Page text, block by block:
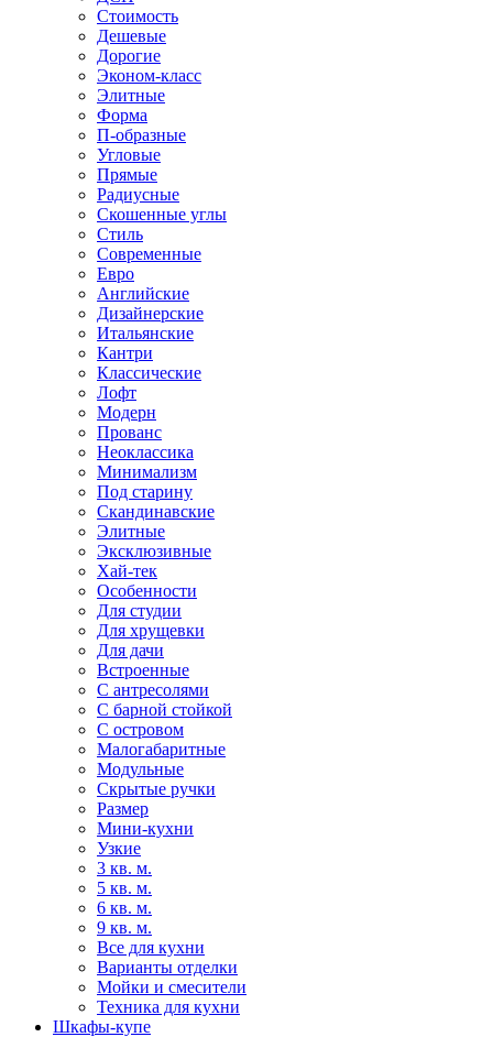
Стоимость
Дешевые
Дорогие
Эконом-класс
Элитные
Форма
П-образные
Угловые
Прямые
Радиусные
Скошенные углы
Стиль
Современные
Евро
Английские
Дизайнерские
Итальянские
Кантри
Классические
Лофт
Модерн
Прованс
Неоклассика
Минимализм
Под старину
Скандинавские
Элитные
Эксклюзивные
Хай-тек
Особенности
Для студии
Для хрущевки
Для дачи
Встроенные
С антресолями
С барной стойкой
С островом
Малогабаритные
Модульные
Скрытые ручки
Размер
Мини-кухни
Узкие
3 кв. м.
5 кв. м.
6 кв. м.
9 кв. м.
Все для кухни
Варианты отделки
Мойки и смесители
Техника для кухни
Шкафы-купе